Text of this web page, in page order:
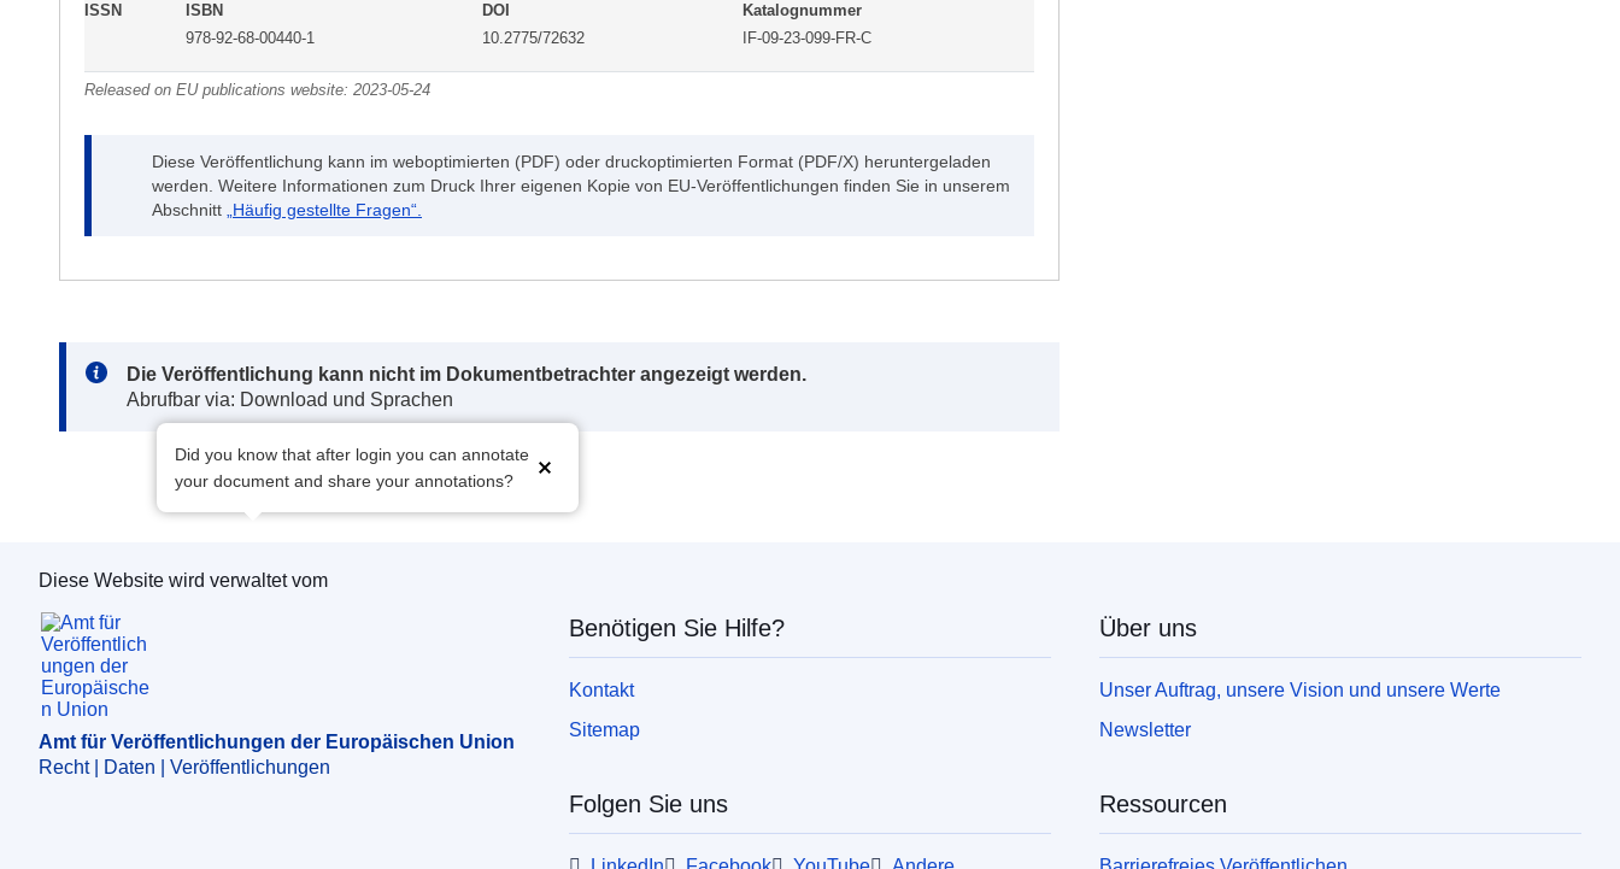
ISSN
ISBN
978-92-68-00440-1
DOI
10.2775/72632
Katalognummer
IF-09-23-099-FR-C
Released on EU publications website: 2023-05-24
Diese Veröffentlichung kann im weboptimierten (PDF) oder druckoptimierten Format (PDF/X) heruntergeladen
werden. Weitere Informationen zum Druck Ihrer eigenen Kopie von EU-Veröffentlichungen finden Sie in unserem
Abschnitt
„Häufig gestellte Fragen“.
Note:
Die Veröffentlichung kann nicht im Dokumentbetrachter angezeigt werden.
Abrufbar via: Download und Sprachen
Did you know that after login you can annotate
your document and share your annotations?
Amt für Veröffentlichungen der Europäischen Union
Diese Website wird verwaltet vom
Amt für Veröffentlichungen der Europäischen Union
Recht | Daten | Veröffentlichungen
Benötigen Sie Hilfe?
Kontakt
Sitemap
Folgen Sie uns
Über uns
Unser Auftrag, unsere Vision und unsere Werte
Newsletter
Ressourcen